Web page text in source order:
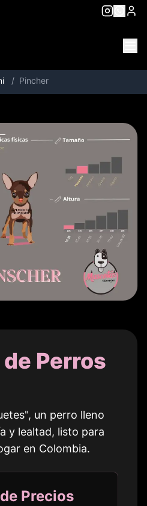
/ Pincher
Perros
un perro lleno
y lealtad, listo para
en Colombia.
Precios